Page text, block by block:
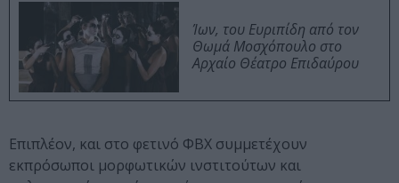
Ίων, του Ευριπίδη από τον
Θωμά Μοσχόπουλο στο
Αρχαίο Θέατρο Επιδαύρου
Επιπλέον, και στο φετινό ΦΒΧ συμμετέχουν
εκπρόσωποι μορφωτικών ινστιτούτων και